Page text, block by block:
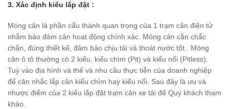
3. Xác định kiểu lắp đặt :
Móng cân là phần cấu thành quan trọng của 1 trạm cân điện tử
nhằm bảo đảm cân hoạt động chính xác. Móng cân cần chắc
chắn, đúng thiết kế, đảm bảo chịu tải và thoát nước tốt. Móng
cân ô tô thường có 2 kiểu, kiểu chìm (Pit) và kiểu nổi (Pitless).
Tuỳ vào địa hình và thế và nhu cầu thực tiễn của doanh nghiệp
để cân nhắc lắp cân kiểu chìm hay kiểu nổi. Sau đây là ưu và
nhược điểm của 2 kiểu lắp đặt trạm cân xe tải để Quý khách tham
khảo.